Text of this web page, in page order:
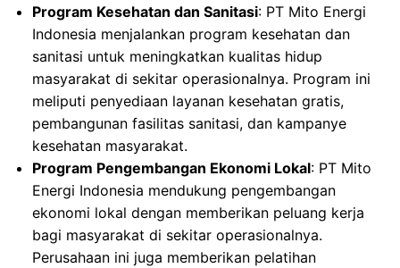
Program Kesehatan dan Sanitasi: PT Mito Energi
Indonesia menjalankan program kesehatan dan
sanitasi untuk meningkatkan kualitas hidup
masyarakat di sekitar operasionalnya. Program ini
meliputi penyediaan layanan kesehatan gratis,
pembangunan fasilitas sanitasi, dan kampanye
kesehatan masyarakat.
Program Pengembangan Ekonomi Lokal: PT Mito
Energi Indonesia mendukung pengembangan
ekonomi lokal dengan memberikan peluang kerja
bagi masyarakat di sekitar operasionalnya.
Perusahaan ini juga memberikan pelatihan